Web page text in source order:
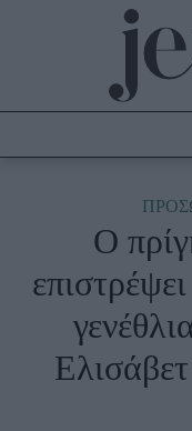
Culture
Fashion
Shopping
Styling Tips
Fashion News
Beauty -
Ο